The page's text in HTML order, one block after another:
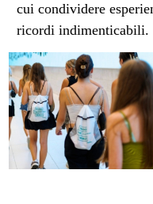
cui condividere
ricordi indimenticabili.